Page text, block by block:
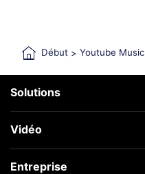
Début > Youtube Music
Solutions
Vidéo
Entreprise